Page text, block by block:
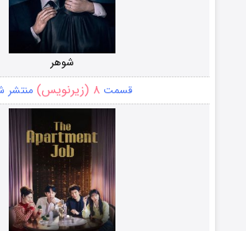
شوهر
قسمت ۸ (زیرنویس) منتشر